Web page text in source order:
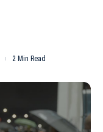
2 Min Read